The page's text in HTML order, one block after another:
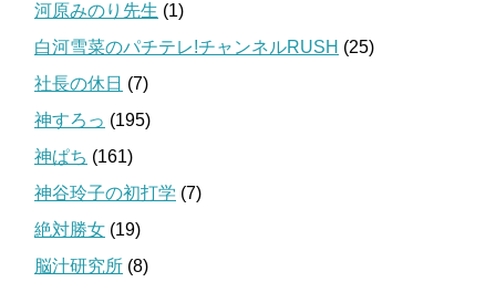
河原みのり先生 (1)
白河雪菜のパチテレ!チャンネルRUSH (25)
社長の休日 (7)
神すろっ (195)
神ぱち (161)
神谷玲子の初打学 (7)
絶対勝女 (19)
脳汁研究所 (8)